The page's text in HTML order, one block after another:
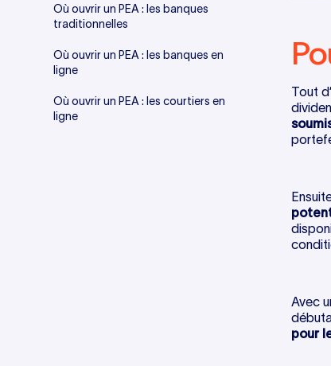
Où ouvrir un PEA : les banques
traditionnelles‍
Où ouvrir un PEA : les banques en
ligne
Où ouvrir un PEA : les courtiers en
ligne
Tout
Avec
pour